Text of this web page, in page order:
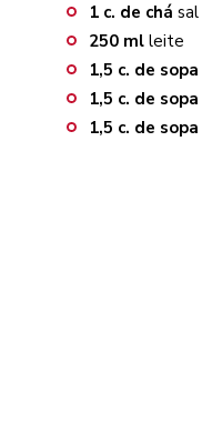
1 c. de chá sal
250 ml leite
1,5 c. de sopa
1,5 c. de sopa
1,5 c. de sopa